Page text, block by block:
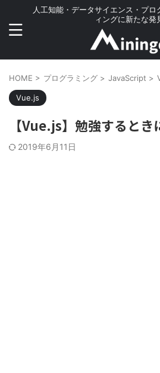
人工知能・データサイエンス・プロ
ィングに新たな発
HOME > プログラミング > JavaScript >
Vue.js
【Vue.js】勉強すると
2019年6月11日